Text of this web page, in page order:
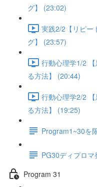
グ】 (23:02)
実践2/2【リピー
グ】 (23:57)
行動心理学1/2
る方法】 (20:44)
行動心理学2/2
る方法】 (19:25)
Program1~30を
PG30ディプロマ
Program 31